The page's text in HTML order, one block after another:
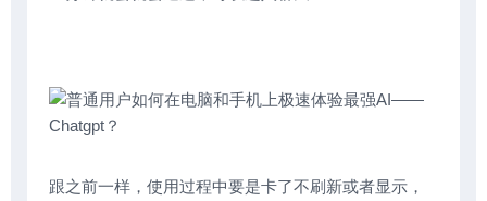
跟之前一样，使用过程中要是卡了不刷新或者显示，